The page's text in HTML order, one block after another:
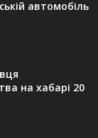
автомобіль
на хабарі 20